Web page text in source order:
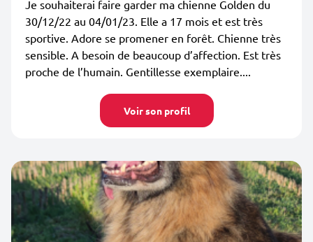
Je souhaiterai faire garder ma chienne Golden du
30/12/22 au 04/01/23. Elle a 17 mois et est très
sportive. Adore se promener en forêt. Chienne très
sensible. A besoin de beaucoup d’affection. Est très
proche de l’humain. Gentillesse exemplaire....
Voir son profil